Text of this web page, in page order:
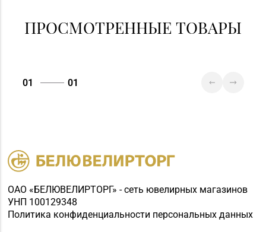
ПРОСМОТРЕННЫЕ ТОВАРЫ
01 01
ОАО «БЕЛЮВЕЛИРТОРГ» - сеть ювелирных магазинов
УНП 100129348
Политика конфиденциальности персональных данных